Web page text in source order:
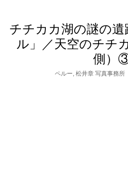
チチカカ湖の謎の
ル」／天空のチチ
側）
ペルー, 松井章 写真事務所